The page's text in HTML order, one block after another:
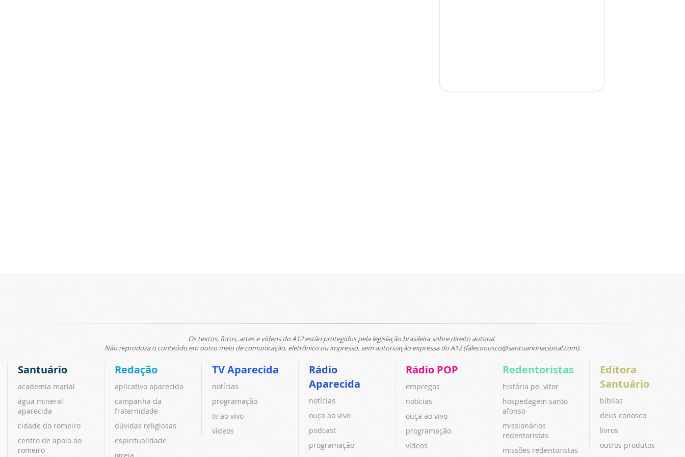
Os textos, fotos, artes e vídeos do A12 estão protegidos pela legislação brasileira sobre direito autoral.
Não reproduza o conteúdo em outro meio de comunicação, eletrônico ou impresso, sem autorização expressa do A12 (faleconosco@santuarionacional.com).
Santuário
academia marial
água mineral
aparecida
cidade do romeiro
centro de apoio ao
romeiro
Redação
aplicativo aparecida
campanha da
fraternidade
dúvidas religiosas
espiritualidade
igreja
TV Aparecida
notícias
programação
tv ao vivo
vídeos
Rádio
Aparecida
notícias
ouça ao vivo
podcast
programação
Rádio POP
empregos
notícias
ouça ao vivo
programação
vídeos
Redentoristas
história pe. vitor
hospedagem santo
afonso
missionários
redentoristas
missões redentoristas
Editora
Santuário
bíblias
deus conosco
livros
outros produtos